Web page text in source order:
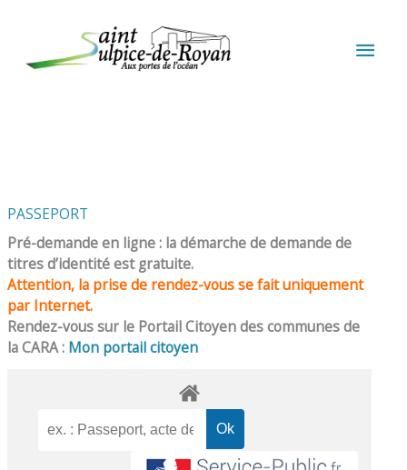
PASSEPORT
Pré-demande en ligne : la démarche de demande de
titres d’identité est gratuite.
Attention, la prise de rendez-vous se fait uniquement
par Internet.
Rendez-vous sur le Portail Citoyen des communes de
la CARA : Mon portail citoyen